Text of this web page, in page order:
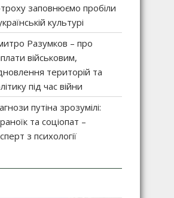
заповнюємо пробіли
культурі
Разумков – про
військовим,
територій та
під час війни
путіна зрозумілі:
та соціопат –
з психології